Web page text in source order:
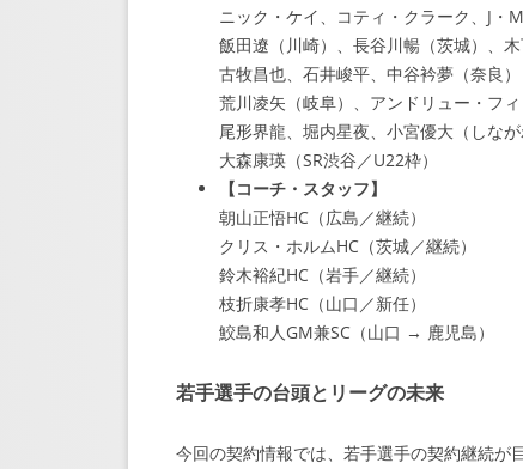
ニック・ケイ、コティ・クラーク、J・
飯田遼（川崎）、長谷川暢（茨城）、木
古牧昌也、石井峻平、中谷衿夢（奈良）
荒川凌矢（岐阜）、アンドリュー・フィ
尾形界龍、堀内星夜、小宮優大（しなが
大森康瑛（SR渋谷／U22枠）
【コーチ・スタッフ】
朝山正悟HC（広島／継続）
クリス・ホルムHC（茨城／継続）
鈴木裕紀HC（岩手／継続）
枝折康孝HC（山口／新任）
鮫島和人GM兼SC（山口 → 鹿児島）
若手選手の台頭とリーグの未来
今回の契約情報では、若手選手の契約継続が